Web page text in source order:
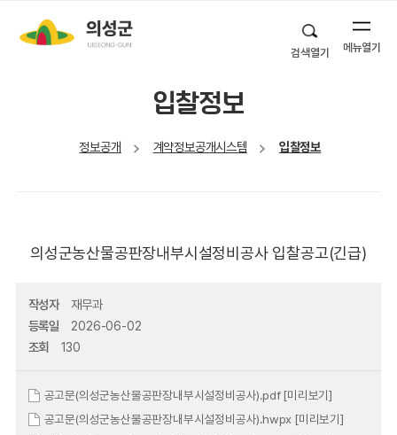
검색열기 메뉴열기
입찰정보
정보공개 계약정보공개시스템 입찰정보
의성군농산물공판장내부시설정비공사 입찰공고(긴급)
작성자
재무과
등록일
2026-06-02
조회
130
공고문(의성군농산물공판장내부시설정비공사).pdf [미리보기]
공고문(의성군농산물공판장내부시설정비공사).hwpx [미리보기]